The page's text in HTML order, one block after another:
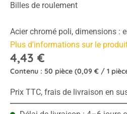
Billes de roulement
Acier chromé poli, dimensions :
Plus d'informations sur le
4,43 €
Contenu : 50 pièce (0,09 € / 1
Prix TTC, frais de livraison en